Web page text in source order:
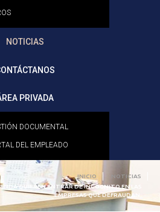
NOTICIAS
PRIVADA
DOCUMENTAL
DEL EMPLEADO
INICIO
NOTICIAS
QUIEREN ENTRAR DE INCÓGNITO EN LAS
EMPRESAS QUE DEFRAUDAN.